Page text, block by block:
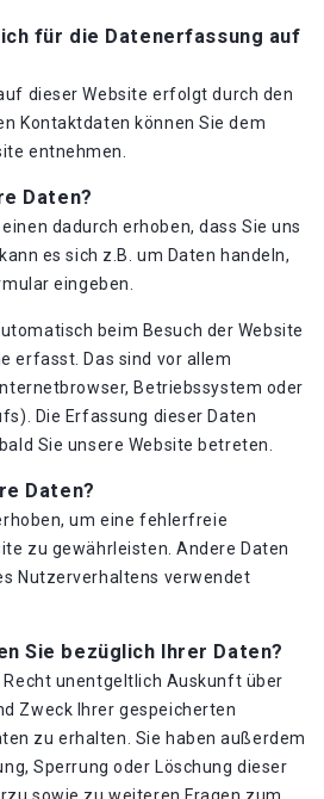
für die Datenerfassung auf
dieser Website erfolgt durch den
Kontaktdaten können Sie dem
entnehmen.
Daten?
dadurch erhoben, dass Sie uns
es sich z.B. um Daten handeln,
eingeben.
beim Besuch der Website
erfasst. Das sind vor allem
Betriebssystem oder
Die Erfassung dieser Daten
Sie unsere Website betreten.
Daten?
um eine fehlerfreie
zu gewährleisten. Andere Daten
Nutzerverhaltens verwendet
Sie bezüglich Ihrer Daten?
unentgeltlich Auskunft über
Zweck Ihrer gespeicherten
zu erhalten. Sie haben außerdem
Sperrung oder Löschung dieser